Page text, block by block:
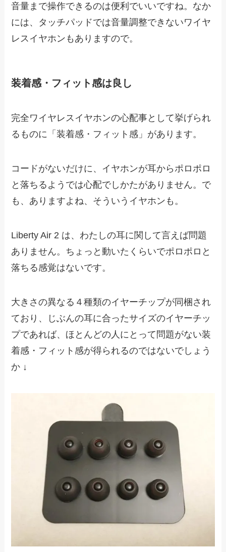
音量まで操作できるのは便利でいいですね。なか
には、タッチパッドでは音量調整できないワイヤ
レスイヤホンもありますので。
装着感・フィット感は良し
完全ワイヤレスイヤホンの心配事として挙げられ
るものに「装着感・フィット感」があります。
コードがないだけに、イヤホンが耳からポロポロ
と落ちるようでは心配でしかたがありません。で
も、ありますよね、そういうイヤホンも。
Liberty Air 2 は、わたしの耳に関して言えば問題
ありません。ちょっと動いたくらいでポロポロと
落ちる感覚はないです。
大きさの異なる４種類のイヤーチップが同梱され
ており、じぶんの耳に合ったサイズのイヤーチッ
プであれば、ほとんどの人にとって問題がない装
着感・フィット感が得られるのではないでしょう
か ↓